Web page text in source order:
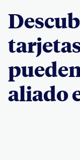
aliado